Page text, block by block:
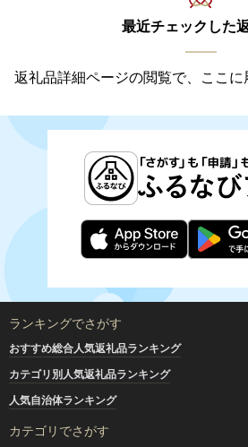
最近チェックした
返礼品詳細ページの閲覧で、ここに
ランキングでさがす
おすすめ総合人気返礼品ランキング
カテゴリ別人気返礼品ランキング
人気自治体ランキング
カテゴリでさがす